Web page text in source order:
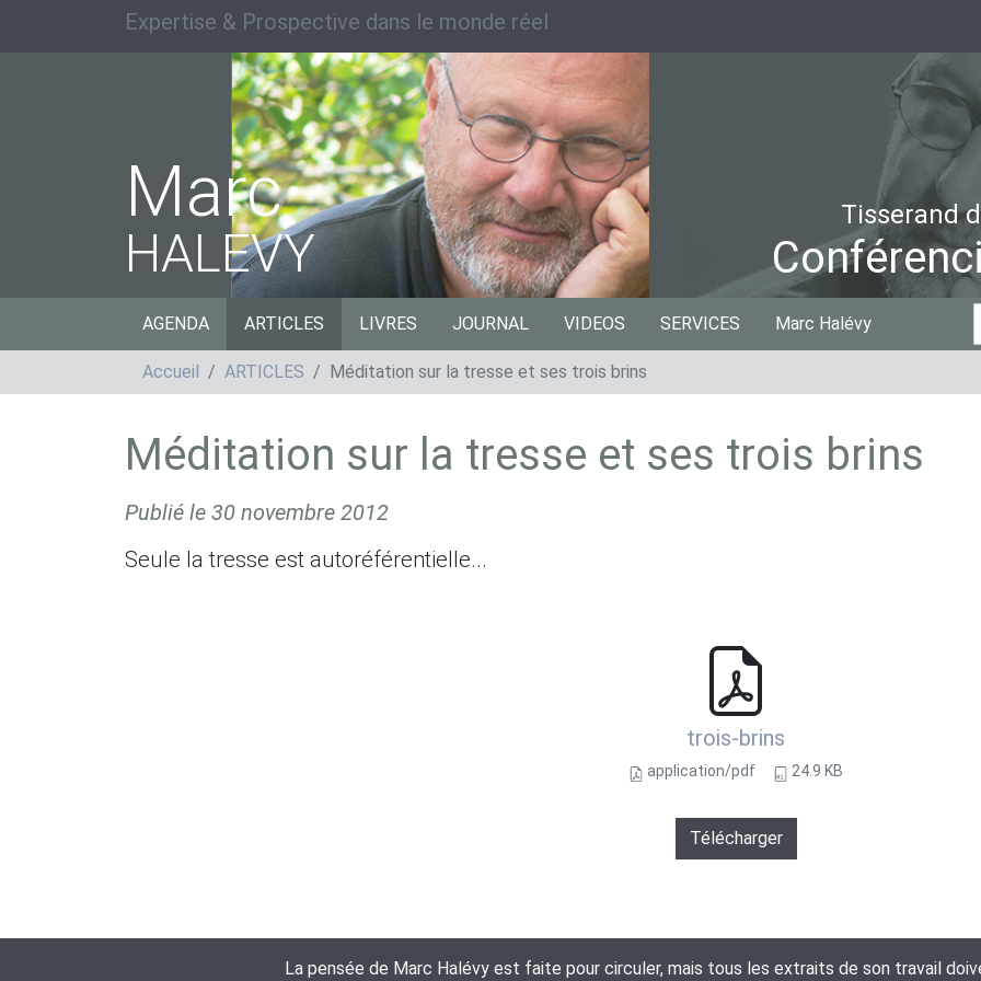
Expertise & Prospective dans le monde réel
Marc
HALEVY
Tisserand
AGENDA ARTICLES LIVRES JOURNAL VIDEOS SERVICES Marc Halévy
Accueil
ARTICLES Méditation sur la tresse et ses trois brins
Méditation sur la tresse et ses trois brins
Publié le 30 novembre 2012
Seule la tresse est autoréférentielle...
trois-brins
application/pdf 24.9 KB
Télécharger
La pensée de Marc Halévy est faite pour circuler, mais tous les extraits de son travail